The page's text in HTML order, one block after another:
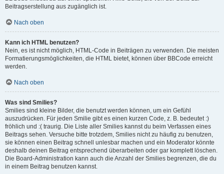
Beitragserstellung aus zugänglich ist.
Nach oben
Kann ich HTML benutzen?
Nein, es ist nicht möglich, HTML-Code in Beiträgen zu verwenden. Die meisten
Formatierungsmöglichkeiten, die HTML bietet, können über BBCode erreicht
werden.
Nach oben
Was sind Smilies?
Smilies sind kleine Bilder, die benutzt werden können, um ein Gefühl
auszudrücken. Für jeden Smilie gibt es einen kurzen Code, z. B. bedeutet :)
fröhlich und :( traurig. Die Liste aller Smilies kannst du beim Verfassen eines
Beitrags sehen. Versuche bitte trotzdem, Smilies nicht zu häufig zu benutzen,
sie können einen Beitrag schnell unlesbar machen und ein Moderator könnte
deshalb deinen Beitrag entsprechend überarbeiten oder gar komplett löschen.
Die Board-Administration kann auch die Anzahl der Smilies begrenzen, die du
in einem Beitrag benutzen kannst.